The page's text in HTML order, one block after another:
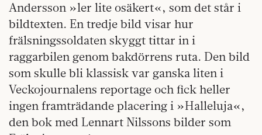
Andersson »ler lite osäkert«, som det står i
bildtexten. En tredje bild visar hur
frälsningssoldaten skyggt tittar in i
raggarbilen genom bakdörrens ruta. Den bild
som skulle bli klassisk var ganska liten i
Veckojournalens reportage och fick heller
ingen framträdande placering i »Halleluja«,
den bok med Lennart Nilssons bilder som